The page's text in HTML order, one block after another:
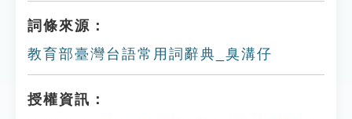
詞條來源：
教育部臺灣台語常用詞辭典_臭溝仔
授權資訊：